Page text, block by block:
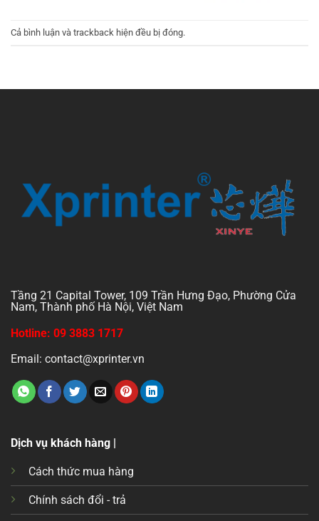
Cả bình luận và trackback hiện đều bị đóng.
Tầng 21 Capital Tower, 109 Trần Hưng Đạo, Phường Cửa
Nam, Thành phố Hà Nội, Việt Nam
Hotline: 09 3883 1717
Email: contact@xprinter.vn
Dịch vụ khách hàng |
Cách thức mua hàng
Chính sách đổi - trả